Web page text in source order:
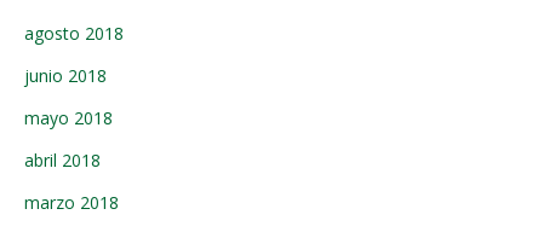
agosto 2018
junio 2018
mayo 2018
abril 2018
marzo 2018